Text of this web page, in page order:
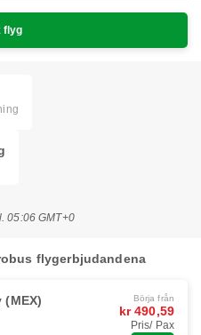
flyg
05:06 GMT+0
flygerbjudandena
(MEX) Börja från
kr 490,59
Pris/ Pax